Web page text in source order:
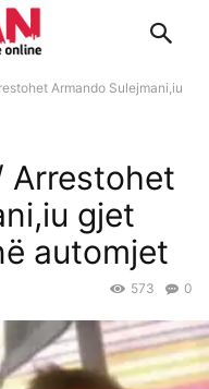
Armando Sulejmani,iu
Arrestohet
gjet
automjet
0
573